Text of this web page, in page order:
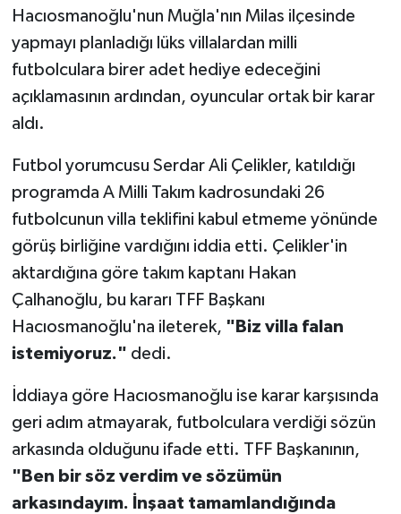
Hacıosmanoğlu'nun Muğla'nın Milas ilçesinde
yapmayı planladığı lüks villalardan milli
futbolculara birer adet hediye edeceğini
açıklamasının ardından, oyuncular ortak bir karar
aldı.
Futbol yorumcusu Serdar Ali Çelikler, katıldığı
programda A Milli Takım kadrosundaki 26
futbolcunun villa teklifini kabul etmeme yönünde
görüş birliğine vardığını iddia etti. Çelikler'in
aktardığına göre takım kaptanı Hakan
Çalhanoğlu, bu kararı TFF Başkanı
Hacıosmanoğlu'na ileterek, "Biz villa falan
istemiyoruz." dedi.
İddiaya göre Hacıosmanoğlu ise karar karşısında
geri adım atmayarak, futbolculara verdiği sözün
arkasında olduğunu ifade etti. TFF Başkanının,
"Ben bir söz verdim ve sözümün
arkasındayım. İnşaat tamamlandığında